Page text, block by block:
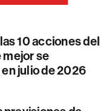
10 acciones del
se
julio de 2026